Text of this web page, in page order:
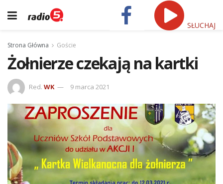
SŁUCHAJ
Strona Główna Goście
Żołnierze czekają na kartki
Red. WK 9 marca 2021